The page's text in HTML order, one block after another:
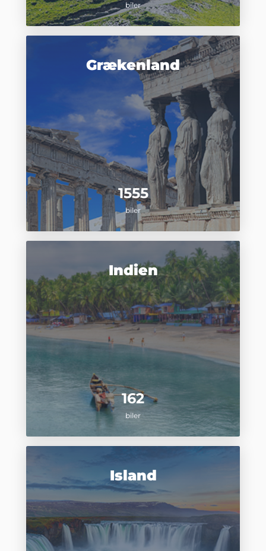
biler
1555
biler
Grækenland
162
biler
Indien
Island